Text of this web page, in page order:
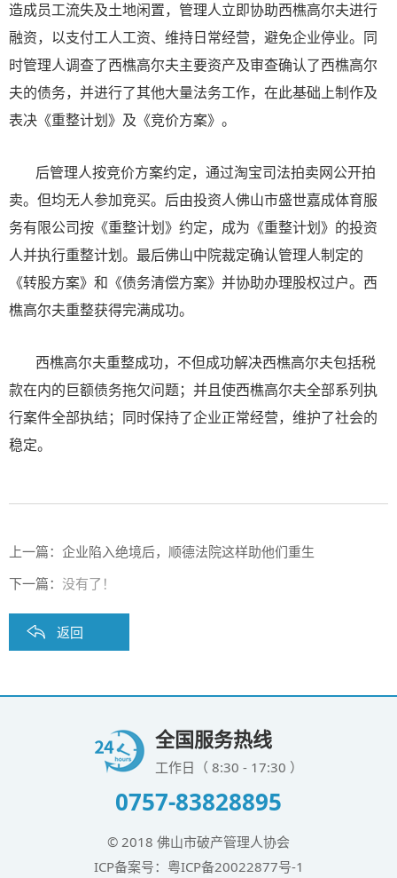
造成员工流失及土地闲置，管理人立即协助西樵高尔夫进行
融资，以支付工人工资、维持日常经营，避免企业停业。同
时管理人调查了西樵高尔夫主要资产及审查确认了西樵高尔
夫的债务，并进行了其他大量法务工作，在此基础上制作及
表决《重整计划》及《竞价方案》。
后管理人按竞价方案约定，通过淘宝司法拍卖网公开拍
卖。但均无人参加竞买。后由投资人佛山市盛世嘉成体育服
务有限公司按《重整计划》约定，成为《重整计划》的投资
人并执行重整计划。最后佛山中院裁定确认管理人制定的
《转股方案》和《债务清偿方案》并协助办理股权过户。西
樵高尔夫重整获得完满成功。
西樵高尔夫重整成功，不但成功解决西樵高尔夫包括税
款在内的巨额债务拖欠问题；并且使西樵高尔夫全部系列执
行案件全部执结；同时保持了企业正常经营，维护了社会的
稳定。
上一篇： 企业陷入绝境后，顺德法院这样助他们重生
下一篇： 没有了！
返回
全国服务热线
工作日（ 8:30 - 17:30 ）
0757-83828895
© 2018 佛山市破产管理人协会
ICP备案号： 粤ICP备20022877号-1